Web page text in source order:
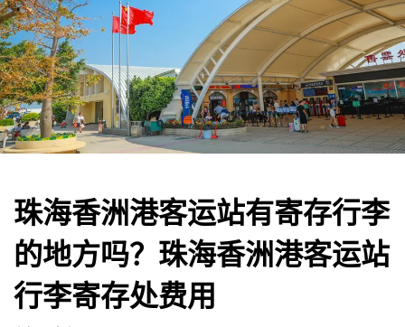
珠海香洲港客运站有寄存行李
的地方吗？珠海香洲港客运站
行李寄存处费用